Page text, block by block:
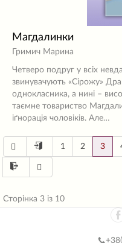
Магдалинки
Гримич Марина
Четверо подруг у всіх
звинувачують «Сірожу»
однокласника, а нині –
таємне товариство
іґнорація чоловіків. Але…
1 2 3
Сторінка 3 із 10
+38(